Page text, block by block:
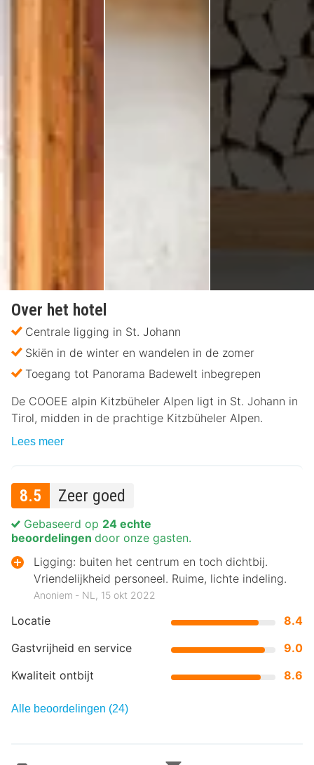
Over het hotel
Centrale ligging in St. Johann
Skiën in de winter en wandelen in de zomer
Toegang tot Panorama Badewelt inbegrepen
De COOEE alpin Kitzbüheler Alpen ligt in St. Johann in
Tirol, midden in de prachtige Kitzbüheler Alpen.
Lees meer
8.5 Zeer goed
Locatie
8.4
Gastvrijheid en service
9.0
Kwaliteit ontbijt
8.6
Gebaseerd op 24 echte
beoordelingen door onze gasten.
Ligging: buiten het centrum en toch dichtbij.
Vriendelijkheid personeel. Ruime, lichte indeling.
Anoniem ‐ NL, 15 okt 2022
Alle beoordelingen (24)